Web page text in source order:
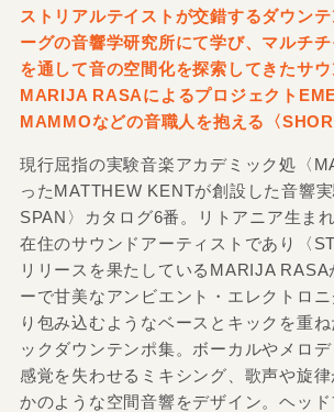
ストリアルテイストが交錯するダウン
ーグの音響学研究所にて学び、マルチ
を通して音の空間化を探索してきたサ
MARIJA RASAによるプロジェクト
MAMMOなどの音職人を抱える〈
現行屈指の実験音楽アカデミック処〈
ったMATTHEW KENTが創設した音響
SPAN〉カタログ6番。リトアニア生ま
在住のサウンドアーティストであり〈
リリースを果たしているMARIJA RASA
ーで甘美なアンビエント・エレクトロ
り包み込むようなベースとキックを重
ックダウンテンポ集。ボーカルやメロ
感覚を失わせるミキシング、歌声や旋
かのような空間音響をデザイン。ヘッ